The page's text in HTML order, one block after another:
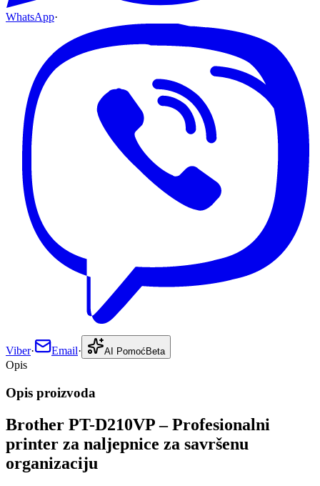
WhatsApp·
Viber· Email· AI Pomoć Beta
Opis
Opis proizvoda
Brother PT-D210VP – Profesionalni
printer za naljepnice za savršenu
organizaciju